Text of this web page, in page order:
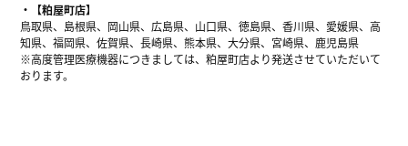
【粕屋町店】
鳥取県、島根県、岡山県、広島県、山口県、徳島県、香川県、愛媛県、高
知県、福岡県、佐賀県、長崎県、熊本県、大分県、宮崎県、鹿児島県
※高度管理医療機器につきましては、粕屋町店より発送させていただいて
おります。